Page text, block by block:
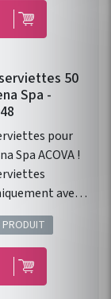
50
Spa -
pour
Spa ACOVA !
avec
la gamme
Barre
en plusieurs
de 40 à 90
PRODUIT